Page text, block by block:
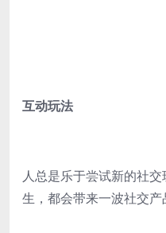
互动玩法
人总是乐于尝试新的社
生，都会带来一波社交产